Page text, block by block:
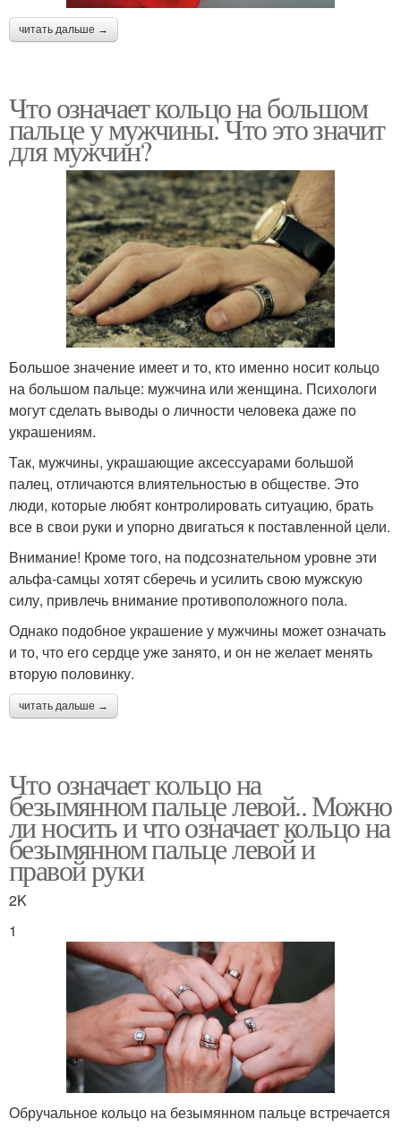
читать дальше →
Что означает кольцо на большом
пальце у мужчины. Что это значит
для мужчин?
Большое значение имеет и то, кто именно носит кольцо
на большом пальце: мужчина или женщина. Психологи
могут сделать выводы о личности человека даже по
украшениям.
Так, мужчины, украшающие аксессуарами большой
палец, отличаются влиятельностью в обществе. Это
люди, которые любят контролировать ситуацию, брать
все в свои руки и упорно двигаться к поставленной цели.
Внимание! Кроме того, на подсознательном уровне эти
альфа-самцы хотят сберечь и усилить свою мужскую
силу, привлечь внимание противоположного пола.
Однако подобное украшение у мужчины может означать
и то, что его сердце уже занято, и он не желает менять
вторую половинку.
читать дальше →
Что означает кольцо на
безымянном пальце левой.. Можно
ли носить и что означает кольцо на
безымянном пальце левой и
правой руки
2K
1
Обручальное кольцо на безымянном пальце встречается